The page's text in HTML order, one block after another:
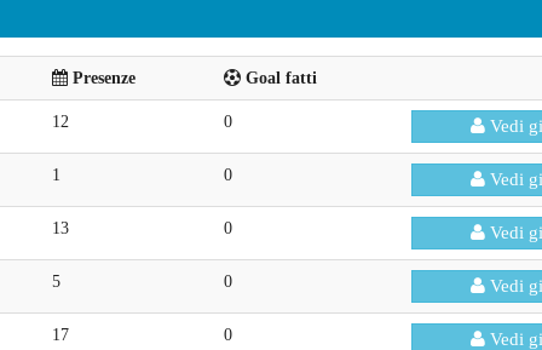
Presenze Goal fatti
12 0 Vedi
1 0 Vedi
13 0 Vedi
5 0 Vedi
17 0 Vedi